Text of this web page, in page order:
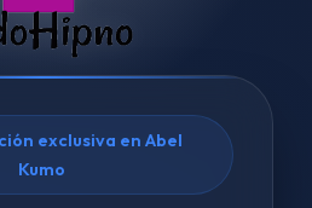
exclusiva en Abel
Kumo